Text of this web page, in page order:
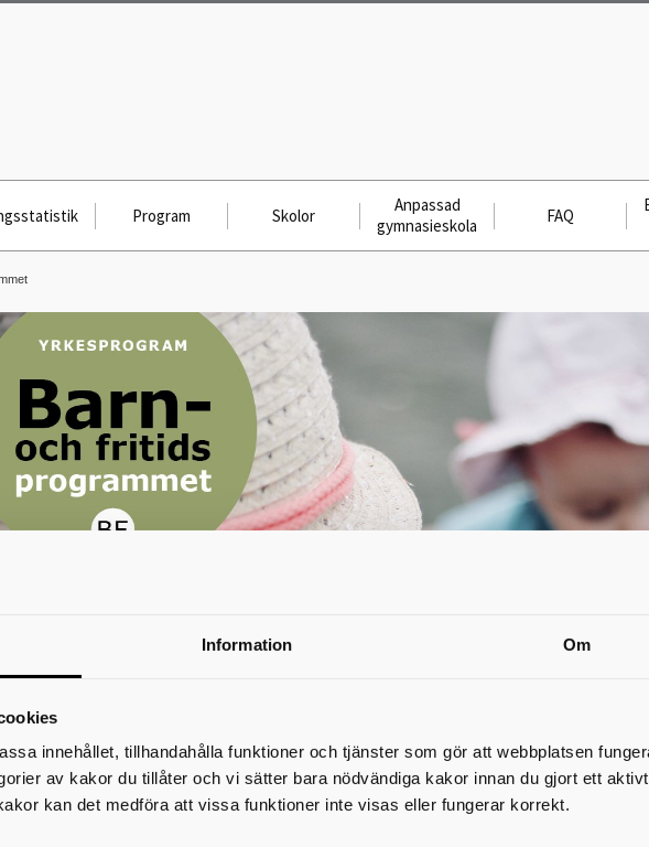
Information Om
innehållet, tillhandahålla funktioner och tjänster som gör att webbplatsen
av kakor du tillåter och vi sätter bara nödvändiga kakor innan du gjort ett
kan det medföra att vissa funktioner inte visas eller fungerar korrekt.
Program Skolor
Anpassad
gymnasieskola
FAQ